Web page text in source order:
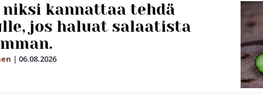
niksi kannattaa tehdä
jos haluat salaatista
| 06.08.2026